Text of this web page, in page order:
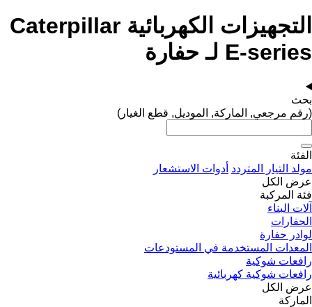
التجهيزات الكهربائية Caterpillar
E-series لـ حفارة
بحث
(رقم مرجعي, الماركة, الموديل, قطع الغيار)
الفئة
مولد التيار المتردد أدوات الاستشعار
عرض الكل
فئة المركبة
آلات البناء
الحفارات
لوادر حفارة
المعدات المستخدمة في المستودعات
رافعات شوكية
رافعات شوكية كهربائية
عرض الكل
الماركة